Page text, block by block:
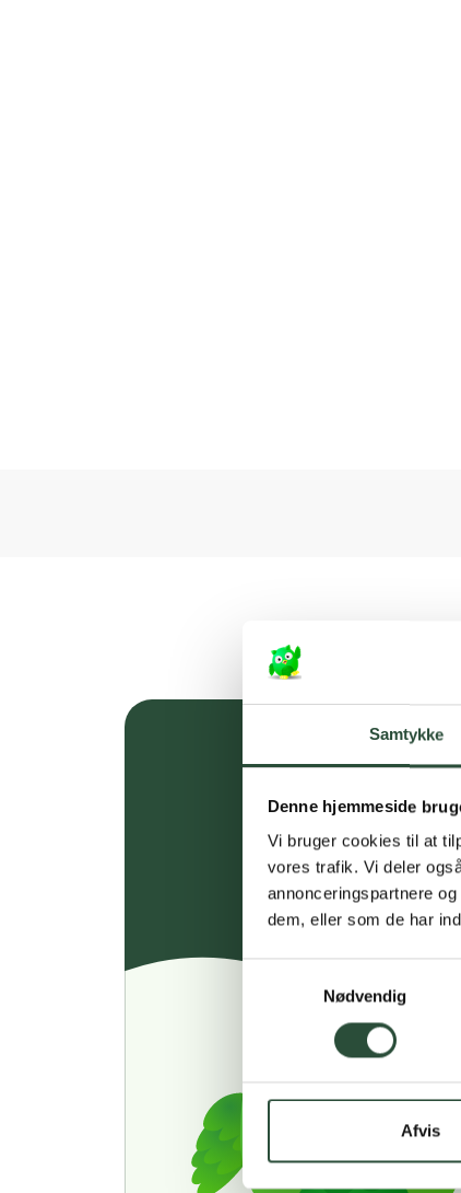
Samtykke
Denne hjemmeside
Vi bruger cookies til at
vores trafik. Vi deler
annonceringspartnere
dem, eller som de har
Nødvendig
Afvis